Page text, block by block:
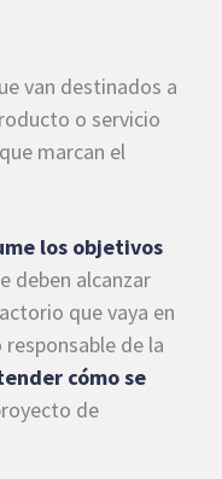
van destinados a
o servicio
marcan el
los objetivos
deben alcanzar
que vaya en
de la
cómo se
de